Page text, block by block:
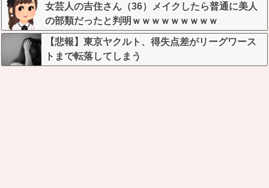
女芸人の吉住さん（36）メイクしたら普通に美人
の部類だったと判明ｗｗｗｗｗｗｗｗｗ
【悲報】東京ヤクルト、得失点差がリーグワース
トまで転落してしまう